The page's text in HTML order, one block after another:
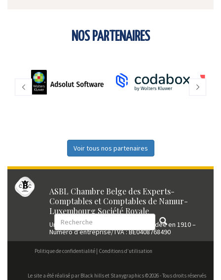
NOS PARTENAIRES
Voir tous nos partenaires
ASBL Chambre Belge des Experts-
Comptables et Comptables de Namur-
Luxembourg Société Royale
Union professionnelle reconnue fondée en 1910 –
Numéro d’entreprise/TVA : BE0408768490
Politique de confidentialité Conditions d’utilisation
Le site a été réalisé par Black hillset Stanygraphics ©2026 - Tous droits réservés